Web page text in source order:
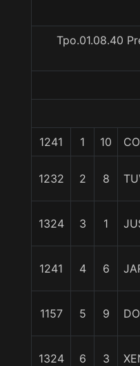
Tpo.01.08.40
1241 1 10
1232 2 8
1324 3 1
1241 4 6
1157 5 9
1324 6 3